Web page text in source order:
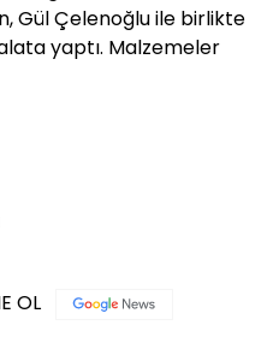
Gül Çelenoğlu ile birlikte
yaptı. Malzemeler
OL